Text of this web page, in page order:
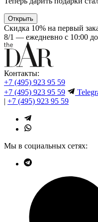
Открыть
Скидка 10% на первый
8/1 — ежедневно с 10:00
Контакты:
+7 (495) 923 95 59
+7 (495) 923 95 59
| +7 (495) 923 95 59
Мы в социальных сетях: